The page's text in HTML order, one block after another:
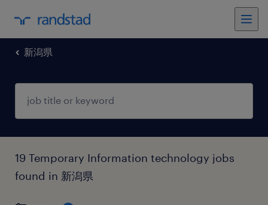
新潟県
19 Temporary Information technology jobs
found in 新潟県